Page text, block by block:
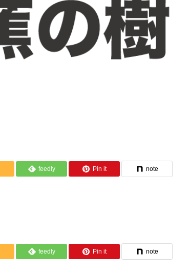
feedly Pin it note
feedly Pin it note